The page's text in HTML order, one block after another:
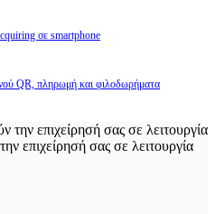
σε smartphone
QR, πληρωμή και φιλοδωρήματα
επιχείρησή σας σε λειτουργία